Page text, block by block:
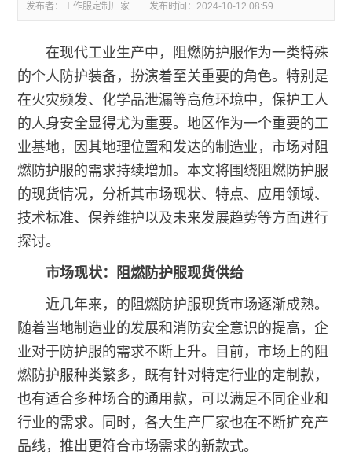
发布者：工作服定制厂家 发布时间：2024-10-12 08:59
在现代工业生产中，阻燃防护服作为一类特殊
的个人防护装备，扮演着至关重要的角色。特别是
在火灾频发、化学品泄漏等高危环境中，保护工人
的人身安全显得尤为重要。地区作为一个重要的工
业基地，因其地理位置和发达的制造业，市场对阻
燃防护服的需求持续增加。本文将围绕阻燃防护服
的现货情况，分析其市场现状、特点、应用领域、
技术标准、保养维护以及未来发展趋势等方面进行
探讨。
市场现状：阻燃防护服现货供给
近几年来，的 阻燃防护服现货市场逐渐成熟。
随着当地制造业的发展和消防安全意识的提高，企
业对于防护服的需求不断上升。目前，市场上的阻
燃防护服种类繁多，既有针对特定行业的定制款，
也有适合多种场合的通用款，可以满足不同企业和
行业的需求。同时，各大生产厂家也在不断扩充产
品线，推出更符合市场需求的新款式。